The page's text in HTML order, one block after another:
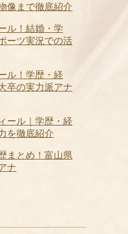
像まで徹底紹介
ル！結婚・学
ーツ実況での活
ル！学歴・経
卒の実力派アナ
ール｜学歴・経
を徹底紹介
まとめ！富山県
ナ